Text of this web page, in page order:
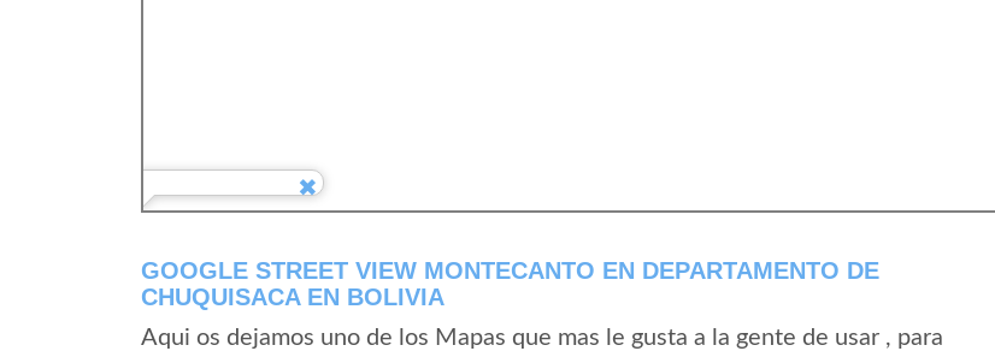
GOOGLE STREET VIEW MONTECANTO EN DEPARTAMENTO DE
CHUQUISACA EN BOLIVIA
Aqui os dejamos uno de los Mapas que mas le gusta a la gente de usar , para